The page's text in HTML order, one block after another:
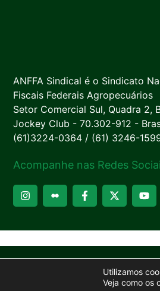
ANFFA Sindical é o Sindicato
Fiscais Federais Agropecuários
Setor Comercial Sul, Quadra 2,
Jockey Club - 70.302-912 -
(61)3224-0364 / (61) 3246-
Acompanhe nas Redes
Utilizamos
Veja como os